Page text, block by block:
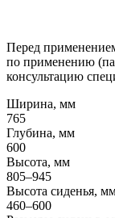
Перед
по применению
консультацию
Ширина, мм
765
Глубина, мм
600
Высота, мм
805–945
Высота сиденья,
460–600